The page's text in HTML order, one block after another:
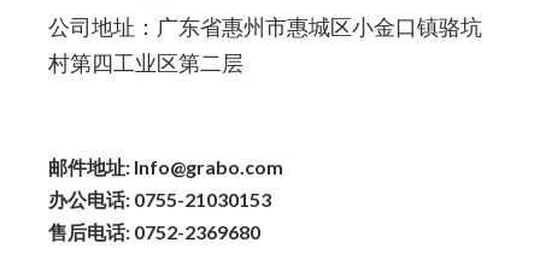
公司地址：广东省惠州市惠城区小金口镇骆坑
村第四工业区第二层
邮件地址: Info@grabo.com
办公电话: 0755-21030153
售后电话: 0752-2369680